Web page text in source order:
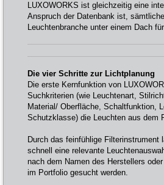
LUXOWORKS ist gleichzeitig eine
Anspruch der Datenbank ist,
Leuchtenbranche unter einem Dach
Die vier Schritte zur Lichtplanung
Die erste Kernfunktion von
Suchkriterien (wie Leuchtenart,
Material/ Oberfläche, Schaltfunktion,
Schutzklasse) die Leuchten aus dem
Durch das feinfühlige
schnell eine relevante
nach dem Namen des Herstellers
im Portfolio gesucht werden.